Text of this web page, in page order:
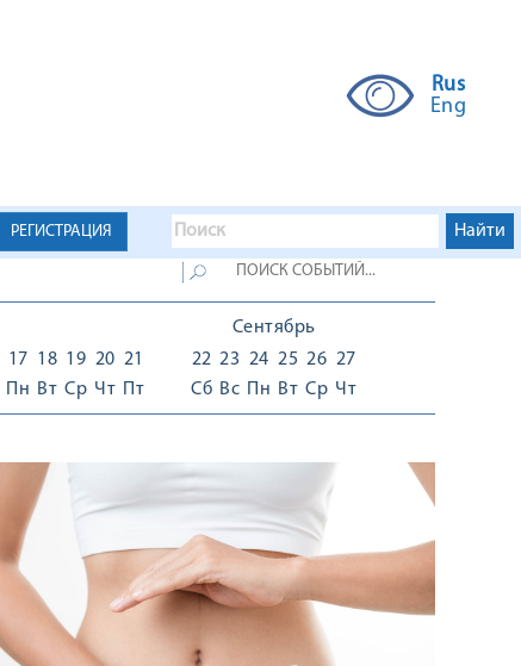
Rus
Eng
РЕГИСТРАЦИЯ
17
Пн
18
Вт
19
Ср
20
Чт
21
Пт
Сентябрь
22
Сб
23
Вс
24
Пн
25
Вт
26
Ср
27
Чт